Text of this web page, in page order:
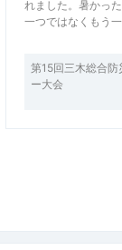
れました。暑かっ
一つではなくもう
第15回三木総合
ー大会